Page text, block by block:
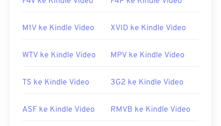
M1V ke Kindle Video XVID ke Kindle Video
WTV ke Kindle Video MPV ke Kindle Video
TS ke Kindle Video 3G2 ke Kindle Video
ASF ke Kindle Video RMVB ke Kindle Video